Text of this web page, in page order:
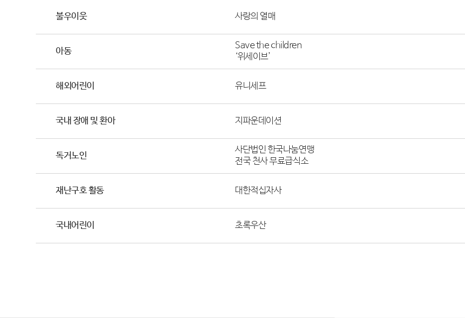
불우이웃 사랑의 열매
아동
Save the children
‘위세이브’
해외어린이 유니세프
국내 장애 및 환아 지파운데이션
독거노인
사단법인 한국나눔연맹
전국 천사 무료급식소
재난구호 활동 대한적십자사
국내어린이 초록우산